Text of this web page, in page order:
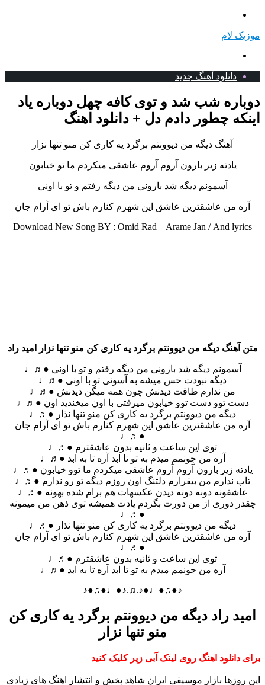
موزیک لام
دانلود آهنگ جدید
دوباره شب شد و توی کافه چهل دوباره یاد
اینکه چطور دادم دل + دانلود اهنگ
آهنگ دیگه من دیوونتم برگرد یه کاری کن منو تنها نزار
یادته زیر بارون آروم آروم عاشقی میکردم ما تو خیابون
آسمونم دیگه شد بارونی من دیگه رفتم و تو با اونی
آره من عاشقترین عاشق این شهرم کنارم باش تو ای آرام جان
Download New Song BY : Omid Rad – Arame Jan / And lyrics
متن آهنگ دیگه من دیوونتم برگرد یه کاری کن منو تنها نزار امید راد
آسمونم دیگه شد بارونی من دیگه رفتم و تو با اونی ●♬♩
دیگه نبودت حس میشه به آسونی تو با اونی ●♬♩
من ندارم طاقت دیدنش چون همه میگن دیدنش ●♬♩
دست توو دست توو خیابون میرفتی با اون میخندید اون ●♬♩
دیگه من دیوونتم برگرد یه کاری کن منو تنها نذار ●♬♩
آره من عاشقترین عاشق این شهرم کنارم باش تو ای آرام جان
●♬♩
توی این ساعت و ثانیه بدون عاشقترم ●♬♩
آره من جونمم میدم به تو تا ابد آره تا به ابد ●♬♩
یادته زیر بارون آروم آروم عاشقی میکردم ما توو خیابون ●♬♩
تاب ندارم من بیقرارم دلتنگ اون روزم دیگه تو رو ندارم ●♬♩
عاشقونه دونه دونه دیدن عکسهات هم برام شده بهونه ●♬♩
چقدر دوری از من دورت بگردم یادت همیشه توی ذهن من میمونه
●♬♩
دیگه من دیوونتم برگرد یه کاری کن منو تنها نذار ●♬♩
آره من عاشقترین عاشق این شهرم کنارم باش تو ای آرام جان
●♬♩
توی این ساعت و ثانیه بدون عاشقترم ●♬♩
آره من جونمم میدم به تو تا ابد آره تا به ابد ●♬♩
♪●♫●♩●♪.♫.♪●♩●♫●♪
امید راد دیگه من دیوونتم برگرد یه کاری کن
منو تنها نزار
برای دانلود اهنگ روی لینک آبی زیر کلیک کنید
این روزها بازار موسیقی ایران شاهد پخش و انتشار اهنگ های زیادی